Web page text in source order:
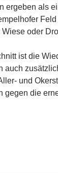
ergeben als
oder
ist die
auch
und
gegen die